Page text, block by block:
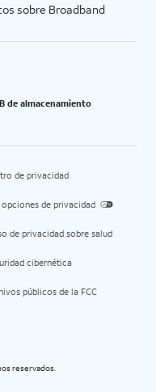
sobre Broadband
de almacenamiento
de privacidad
opciones de privacidad
de privacidad sobre salud
cibernética
públicos de la FCC
reservados.